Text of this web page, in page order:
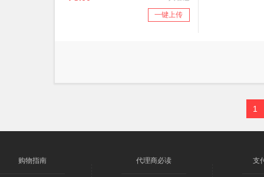
一键上传
1
购物指南 代理商必读 支